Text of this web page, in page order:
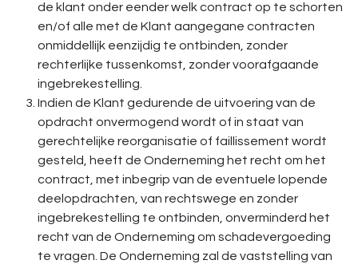
de klant onder eender welk contract op te schorten
en/of alle met de Klant aangegane contracten
onmiddellijk eenzijdig te ontbinden, zonder
rechterlijke tussenkomst, zonder voorafgaande
ingebrekestelling.
Indien de Klant gedurende de uitvoering van de
opdracht onvermogend wordt of in staat van
gerechtelijke reorganisatie of faillissement wordt
gesteld, heeft de Onderneming het recht om het
contract, met inbegrip van de eventuele lopende
deelopdrachten, van rechtswege en zonder
ingebrekestelling te ontbinden, onverminderd het
recht van de Onderneming om schadevergoeding
te vragen. De Onderneming zal de vaststelling van